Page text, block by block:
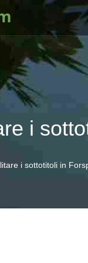
i
i sottotitoli in